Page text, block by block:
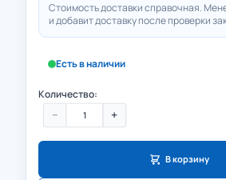
Стоимость доставки справочная.
и добавит доставку после проверки
Есть в наличии
Количество:
− +
В корзину